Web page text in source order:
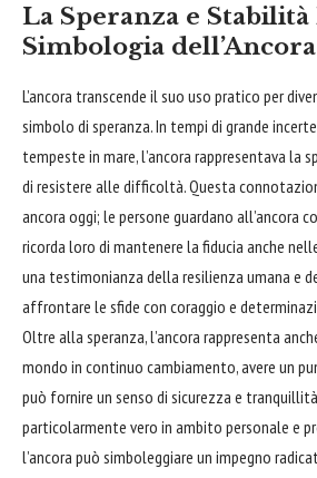
La Speranza e
Simbologia dell’Ancora
L’ancora transcende il suo uso pratico per
simbolo di speranza. In tempi di grande
tempeste in mare, l’ancora rappresentava la
di resistere alle difficoltà. Questa
ancora oggi; le persone guardano all’ancora
ricorda loro di mantenere la fiducia anche
una testimonianza della resilienza umana e
affrontare le sfide con coraggio e
Oltre alla speranza, l’ancora rappresenta
mondo in continuo cambiamento, avere un
può fornire un senso di sicurezza e
particolarmente vero in ambito personale e
l’ancora può simboleggiare un impegno